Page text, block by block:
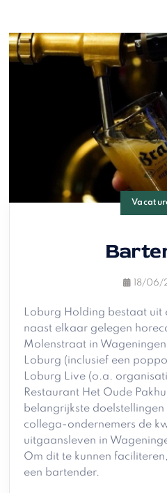
18/
Loburg Holding bestaat uit
naast elkaar gelegen
Molenstraat in
Loburg (inclusief een
Loburg Live (o.a.
Restaurant Het Oude
belangrijkste doelstellingen
collega-ondernemers de
uitgaansleven in
Om dit te kunnen
een bartender.